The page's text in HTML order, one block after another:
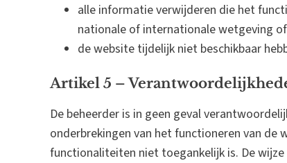
alle informatie verwijderen die het
nationale of internationale wetgeving
de website tijdelijk niet beschikbaar
Artikel 5 –
De beheerder is in geen geval
onderbrekingen van het functioneren van de
functionaliteiten niet toegankelijk is. De